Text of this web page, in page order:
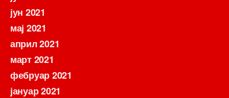
јун 2021
мај 2021
април 2021
март 2021
фебруар 2021
јануар 2021